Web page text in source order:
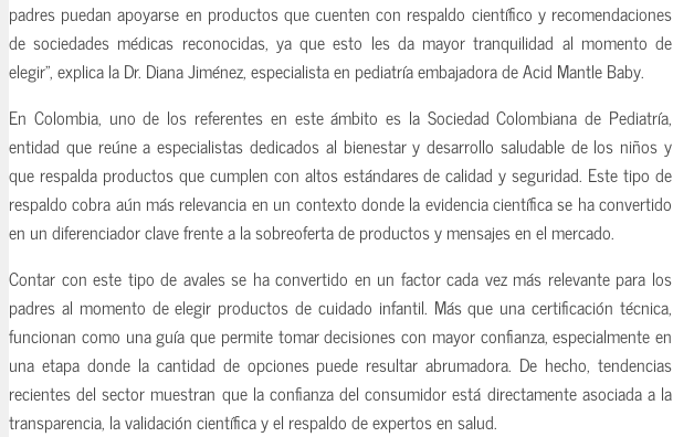
padres puedan apoyarse en productos que cuenten con respaldo científico y recomendaciones
de sociedades médicas reconocidas, ya que esto les da mayor tranquilidad al momento de
elegir”, explica la Dr. Diana Jiménez, especialista en pediatría embajadora de Acid Mantle Baby.
En Colombia, uno de los referentes en este ámbito es la Sociedad Colombiana de Pediatría,
entidad que reúne a especialistas dedicados al bienestar y desarrollo saludable de los niños y
que respalda productos que cumplen con altos estándares de calidad y seguridad. Este tipo de
respaldo cobra aún más relevancia en un contexto donde la evidencia científica se ha convertido
en un diferenciador clave frente a la sobreoferta de productos y mensajes en el mercado.
Contar con este tipo de avales se ha convertido en un factor cada vez más relevante para los
padres al momento de elegir productos de cuidado infantil. Más que una certificación técnica,
funcionan como una guía que permite tomar decisiones con mayor confianza, especialmente en
una etapa donde la cantidad de opciones puede resultar abrumadora. De hecho, tendencias
recientes del sector muestran que la confianza del consumidor está directamente asociada a la
transparencia, la validación científica y el respaldo de expertos en salud.